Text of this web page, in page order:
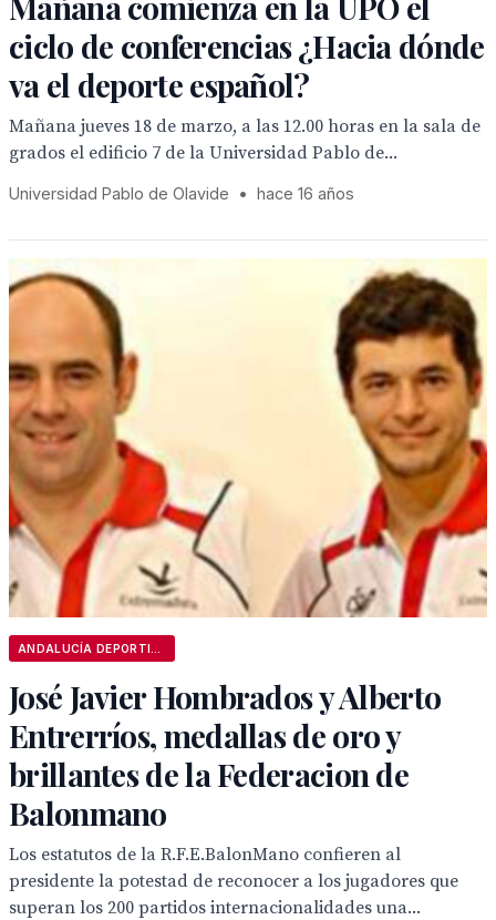
ciclo de conferencias ¿Hacia dónde
va el deporte español?
Mañana jueves 18 de marzo, a las 12.00 horas en la sala de
grados el edificio 7 de la Universidad Pablo de...
Universidad Pablo de Olavide • hace 16 años
José Javier Hombrados y Alberto
Entrerríos, medallas de oro y
brillantes de la Federacion de
Balonmano
Los estatutos de la R.F.E.BalonMano confieren al
presidente la potestad de reconocer a los jugadores que
superan los 200 partidos internacionalidades una...